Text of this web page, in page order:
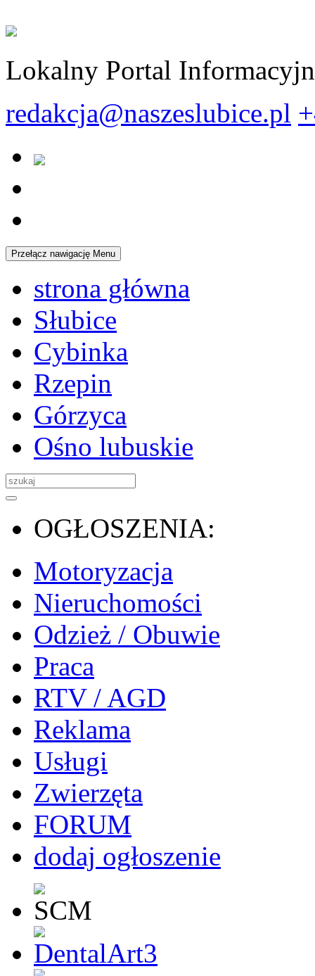
Lokalny Portal
redakcja@naszeslubice.pl
Przełącz nawigację Menu
strona główna
Słubice
Cybinka
Rzepin
Górzyca
Ośno lubuskie
OGŁOSZENIA:
Motoryzacja
Nieruchomości
Odzież / Obuwie
Praca
RTV / AGD
Reklama
Usługi
Zwierzęta
FORUM
dodaj ogłoszenie